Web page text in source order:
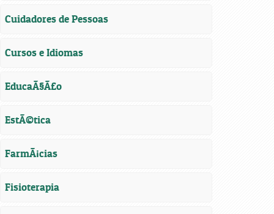
Cuidadores de Pessoas
Cursos e Idiomas
EducaÃ§Ã£o
EstÃ©tica
FarmÃ¡cias
Fisioterapia